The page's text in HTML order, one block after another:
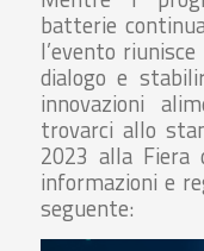
batterie
l’evento
dialogo e
innovazioni
trovarci allo
2023 alla Fiera
informazioni e
seguente: